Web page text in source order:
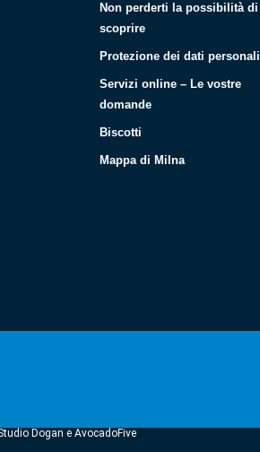
Non perderti la possibilità di
scoprire
Protezione dei dati personali
Servizi online – Le vostre
domande
Biscotti
Mappa di Milna
Dogan e AvocadoFive